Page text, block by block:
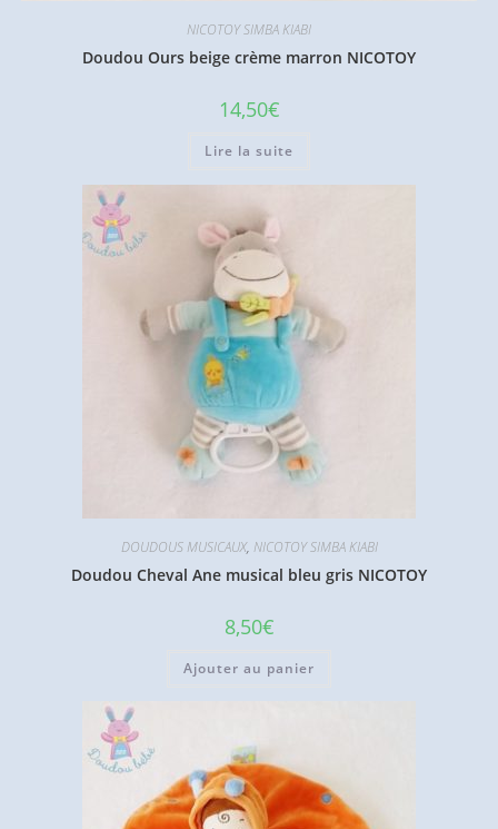
NICOTOY SIMBA KIABI
Doudou Ours beige crème marron NICOTOY
14,50€
Lire la suite
DOUDOUS MUSICAUX, NICOTOY SIMBA KIABI
Doudou Cheval Ane musical bleu gris NICOTOY
8,50€
Ajouter au panier